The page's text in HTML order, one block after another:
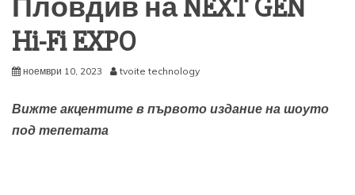
Пловдив на NEXT GEN
Hi-Fi EXPO
ноември 10, 2023 tvoite technology
Вижте акцентите в първото издание на шоуто
под тепетата